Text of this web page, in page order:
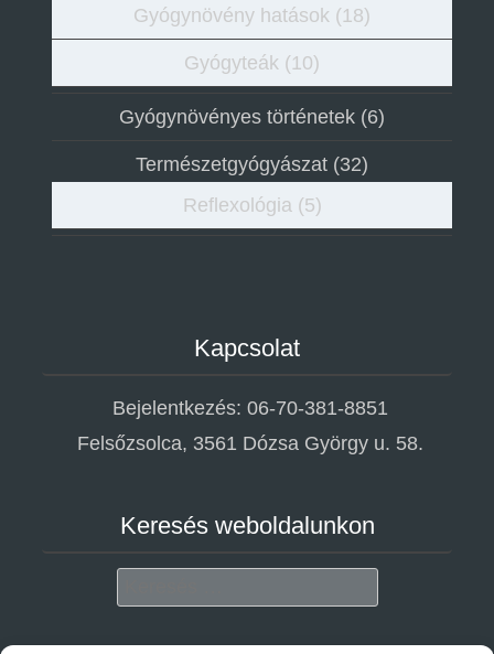
Gyógynövény hatások (18)
Gyógyteák (10)
Gyógynövényes történetek (6)
Természetgyógyászat (32)
Reflexológia(5)
Kapcsolat
Bejelentkezés: 06-70-381-8851
Felsőzsolca, 3561 Dózsa György u. 58.
Keresés weboldalunkon